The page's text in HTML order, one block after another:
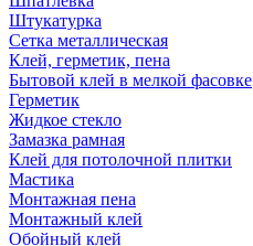
Штукатурка
Сетка металлическая
Клей, герметик, пена
Бытовой клей в мелкой фасовке
Герметик
Жидкое стекло
Замазка рамная
Клей для потолочной плитки
Мастика
Монтажная пена
Монтажный клей
Обойный клей